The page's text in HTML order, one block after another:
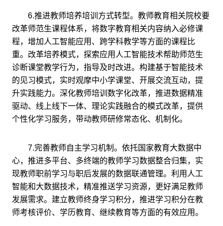
6.推进教师培养培训方式转型。教师教育相关院校要
改革师范生课程体系，将数字教育相关内容纳入必修课
程，增加人工智能应用、跨学科教学等方面的课程比
重。改革培养模式，探索应用人工智能技术帮助师范生
诊断课堂教学行为，指导及时改进。构建基于智能技术
的见习模式，实时观摩中小学课堂、开展交流互动，提
升实践能力。深化教师培训数字化改革，推进数据精准
驱动、线上线下一体、理论实践融合的模式改革，提供
个性化学习服务，带动教师研修常态化、机制化。
7.完善教师自主学习机制。依托国家教育大数据中
心，推进多平台、多终端的教师学习数据整合归集，实
现教师职前学习与职后发展的数据联通管理。利用人工
智能和大数据技术，精准推送学习资源，更好满足教师
发展需求。建立教师终身学习积分，推进学习积分在教
师考核评价、学历教育、继续教育等方面的有效应用。